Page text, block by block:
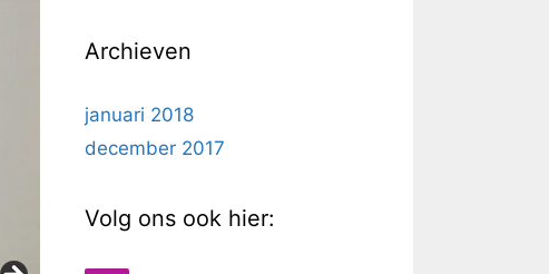
Archieven
januari 2018
december 2017
Volg ons ook hier: